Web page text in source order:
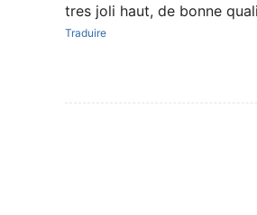
tres joli haut, de bonne
Traduire